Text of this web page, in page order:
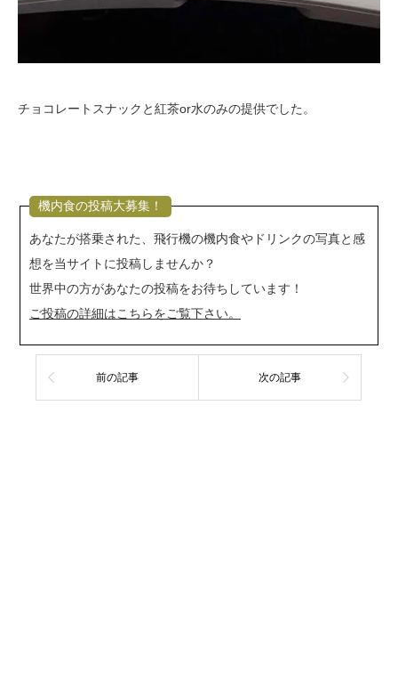
チョコレートスナックと紅茶or水のみの提供でした。
機内食の投稿大募集！
あなたが搭乗された、飛行機の機内食やドリンクの写真と感
想を当サイトに投稿しませんか？
世界中の方があなたの投稿をお待ちしています！
ご投稿の詳細はこちらをご覧下さい。
前の記事 次の記事